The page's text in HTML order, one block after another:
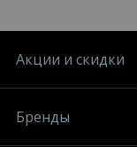
Акции и скидки
Бренды